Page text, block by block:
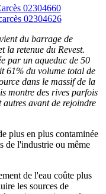
du barrage de
la retenue du Revest.
par un aqueduc de 50
61% du volume total de
dans le massif de la
montre des rives parfois
autres avant de rejoindre
plus en plus contaminée
de l'industrie ou même
de l'eau coûte plus
les sources de